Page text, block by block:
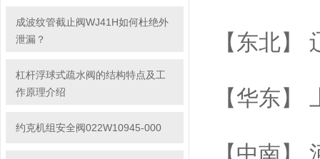
成波纹管截止阀WJ41H如何杜绝外
泄漏？
杠杆浮球式疏水阀的结构特点及工
作原理介绍
约克机组安全阀022W10945-000
【东北】
【华东
【中南